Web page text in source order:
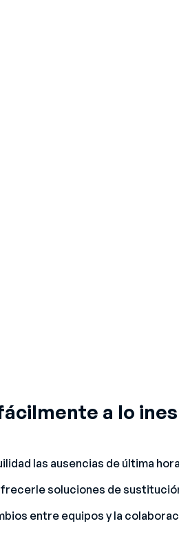
a lo
las ausencias de última
soluciones de
entre equipos y la